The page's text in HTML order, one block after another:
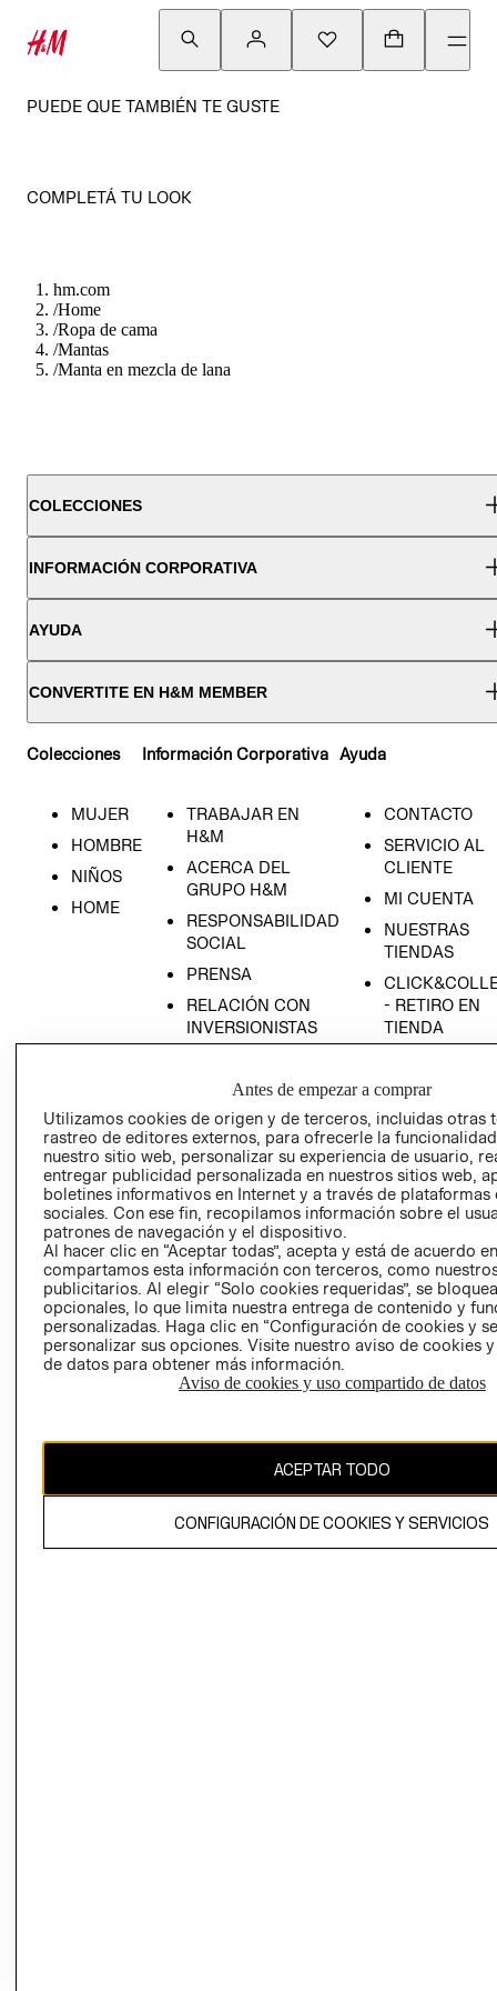
PUEDE QUE TAMBIÉN TE GUSTE
COMPLETÁ TU LOOK
hm.com
/Home
/Ropa de cama
/Mantas
/Manta en mezcla de lana
COLECCIONES
INFORMACIÓN CORPORATIVA
AYUDA
CONVERTITE EN H&M MEMBER
Colecciones
MUJER
HOMBRE
NIÑOS
HOME
Información Corporativa
TRABAJAR EN
H&M
ACERCA DEL
GRUPO H&M
RESPONSABILIDAD
SOCIAL
PRENSA
RELACIÓN CON
INVERSIONISTAS
EMPRESARIAL
Ayuda
CONTACTO
SERVICIO AL
CLIENTE
MI CUENTA
NUESTRAS
TIENDAS
- RETIRO EN
TIENDA
AVISO DE
PRIVACIDAD
GIFT CARD
AVISO DE
COOKIES
Uruguay ($U)
El contenido de esta página web está protegido por copyright y es
propiedad de H&M Hennes & Mauritz AB.
Antes de empezar a comprar
Utilizamos cookies de origen y de terceros, incluidas otras
rastreo de editores externos, para ofrecerle la
nuestro sitio web, personalizar su experiencia de usuario,
entregar publicidad personalizada en nuestros sitios web,
boletines informativos en Internet y a través de plataformas
sociales. Con ese fin, recopilamos información sobre el
patrones de navegación y el dispositivo.
Al hacer clic en “Aceptar todas”, acepta y está de acuerdo
compartamos esta información con terceros, como
publicitarios. Al elegir “Solo cookies requeridas”, se
opcionales, lo que limita nuestra entrega de contenido y
personalizadas. Haga clic en “Configuración de cookies y
personalizar sus opciones. Visite nuestro aviso de cookies
de datos para obtener más información.
Aviso de cookies y uso compartido de datos
ACEPTAR TODO
CONFIGURACIÓN DE COOKIES Y SERVICIOS